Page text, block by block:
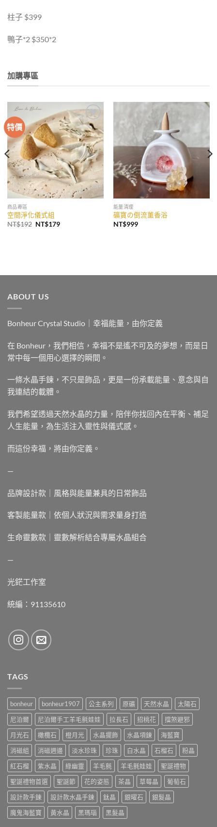
柱子 $399
鴨子*2 $350*2
加購專區
特價
加入
收藏
商品專區
空間淨化儀式組
NT$192 原
NT$179目
收藏
能量清理
礦寶の倒流薰香浴
NT$999
ABOUT US
Bonheur Crystal Studio｜幸福能量，由你定義
在 Bonheur，我們相信，幸福不是遙不可及的夢想，而是日
常中每一個用心選擇的瞬間。
一條水晶手鍊，不只是飾品，更是一份承載能量、意念與自
我連結的載體。
我們希望透過天然水晶的力量，陪伴你找回內在平衡、補足
人生能量，為生活注入靈性與儀式感。
而這份幸福，將由你定義。
—
品牌設計款｜風格與能量兼具的日常飾品
客製能量款｜依個人狀況與需求量身打造
生命靈數款｜靈數解析結合專屬水晶組合
—
光鋩工作室
統編：91135610
TAGS
bonheur bonheur1907 公主系列 原礦 天然水晶
太陽石
尼泊爾
尼泊爾手工羊毛氈娃娃 拉長石 招桃花
擋煞避邪
月光石
橄欖石 橙月光 水晶擺飾 水晶項鍊
海藍寶
消磁組
消磁週邊 淡水珍珠 珍珠 白水晶 石榴石
粉晶
紅石榴
紫水晶 綠幽靈 羊毛氈 羊毛氈娃娃
聖誕禮物
聖誕禮物首選
聖誕節 花的姿態 茶晶 草莓晶
葡萄石
設計款手鍊
設計款水晶手鍊 鈦晶 銀曜石
銀髮晶
魔鬼海藍寶
黃水晶 黑瑪瑙 黑髮晶